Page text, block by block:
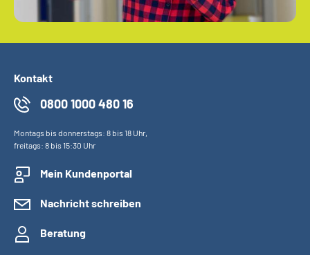
Kontakt
0800 1000 480 16
Montags bis donnerstags: 8 bis 18 Uhr,
freitags: 8 bis 15:30 Uhr
Mein Kundenportal
Nachricht schreiben
Beratung